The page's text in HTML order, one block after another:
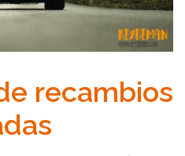
recambios